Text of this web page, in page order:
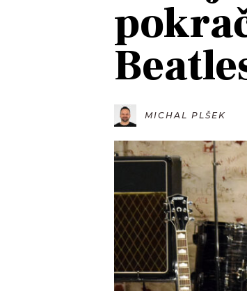
JAK NALADIT
RÁDIO
PROGRAM
SOUTĚŽE
MICHAL PLŠEK